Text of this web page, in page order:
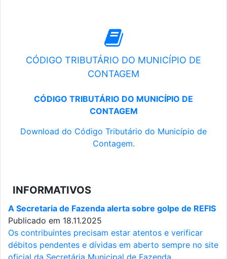
CÓDIGO TRIBUTÁRIO DO MUNICÍPIO DE
CONTAGEM
CÓDIGO TRIBUTÁRIO DO MUNICÍPIO DE
CONTAGEM
Download do Código Tributário do Município de
Contagem.
INFORMATIVOS
A Secretaria de Fazenda alerta sobre golpe de REFIS
Publicado em 18.11.2025
Os contribuintes precisam estar atentos e verificar
débitos pendentes e dívidas em aberto sempre no site